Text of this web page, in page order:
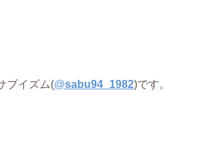
ブイズム(@sabu94_1982)です。